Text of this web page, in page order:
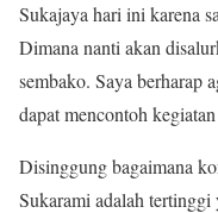
Sukajaya hari ini karena
Dimana nanti akan
sembako. Saya berharap
dapat mencontoh
Disinggung bagaimana
Sukarami adalah